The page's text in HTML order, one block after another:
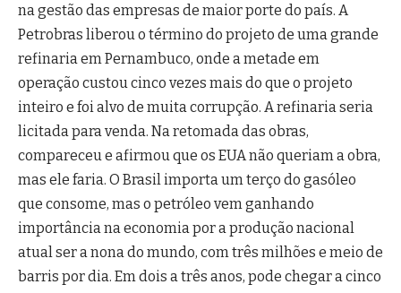
na gestão das empresas de maior porte do país. A
Petrobras liberou o término do projeto de uma grande
refinaria em Pernambuco, onde a metade em
operação custou cinco vezes mais do que o projeto
inteiro e foi alvo de muita corrupção. A refinaria seria
licitada para venda. Na retomada das obras,
compareceu e afirmou que os EUA não queriam a obra,
mas ele faria. O Brasil importa um terço do gasóleo
que consome, mas o petróleo vem ganhando
importância na economia por a produção nacional
atual ser a nona do mundo, com três milhões e meio de
barris por dia. Em dois a três anos, pode chegar a cinco